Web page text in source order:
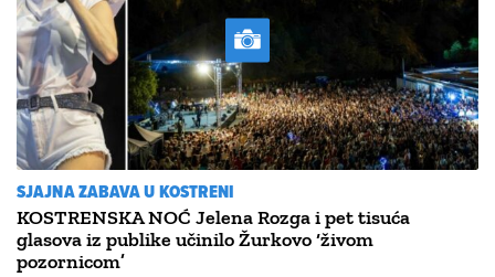
SJAJNA ZABAVA U KOSTRENI
KOSTRENSKA NOĆ Jelena Rozga i pet tisuća
glasova iz publike učinilo Žurkovo ‘živom
pozornicom’